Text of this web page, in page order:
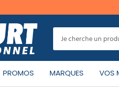
PROMOS MARQUES VOS